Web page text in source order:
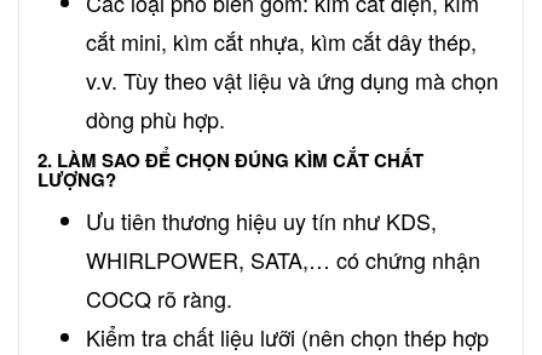
cắt mini, kìm cắt nhựa, kìm cắt dây thép,
v.v. Tùy theo vật liệu và ứng dụng mà chọn
dòng phù hợp.
2. LÀM SAO ĐỂ CHỌN ĐÚNG KÌM CẮT CHẤT
LƯỢNG?
Ưu tiên thương hiệu uy tín như KDS,
WHIRLPOWER, SATA,… có chứng nhận
COCQ rõ ràng.
Kiểm tra chất liệu lưỡi (nên chọn thép hợp